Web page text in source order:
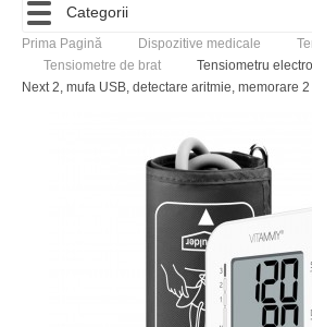
Categorii
Prima Pagină Dispozitive medicale
Tensiometre de brat
Tensiometru
Next 2, mufa USB, detectare aritmie, memorare